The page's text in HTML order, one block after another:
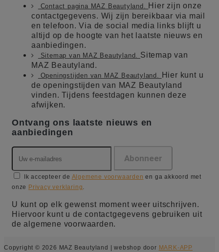
Contact pagina MAZ Beautyland.
Hier zijn onze
contactgegevens. Wij zijn bereikbaar via mail
en telefoon. Via de social media links blijft u
altijd op de hoogte van het laatste nieuws en
aanbiedingen.
Sitemap van MAZ Beautyland. Sitemap van
MAZ Beautyland.
Openingstijden van MAZ Beautyland.
Hier kunt u
de openingstijden van MAZ Beautyland
vinden. Tijdens feestdagen kunnen deze
afwijken.
Ontvang ons laatste nieuws en
aanbiedingen
Ik accepteer de Algemene voorwaarden en ga akkoord met
onze Privacy verklaring.
U kunt op elk gewenst moment weer uitschrijven.
Hiervoor kunt u de contactgegevens gebruiken uit
de algemene voorwaarden.
Copyright © 2026 MAZ Beautyland | webshop door MARK-APP